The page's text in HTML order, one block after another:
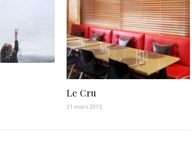
Le Cru
21 mars 2015